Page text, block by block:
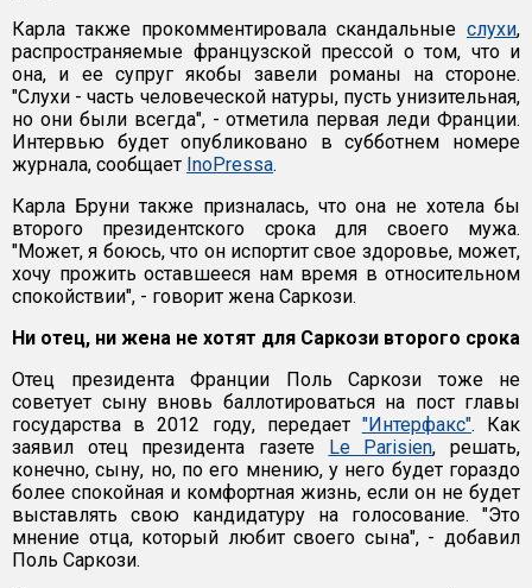
Карла также прокомментировала скандальные слухи,
распространяемые французской прессой о том, что и
она, и ее супруг якобы завели романы на стороне.
"Слухи - часть человеческой натуры, пусть унизительная,
но они были всегда", - отметила первая леди Франции.
Интервью будет опубликовано в субботнем номере
журнала, сообщает InoPressa.
Карла Бруни также призналась, что она не хотела бы
второго президентского срока для своего мужа.
"Может, я боюсь, что он испортит свое здоровье, может,
хочу прожить оставшееся нам время в относительном
спокойствии", - говорит жена Саркози.
Ни отец, ни жена не хотят для Саркози второго срока
Отец президента Франции Поль Саркози тоже не
советует сыну вновь баллотироваться на пост главы
государства в 2012 году, передает "Интерфакс". Как
заявил отец президента газете Le Parisien, решать,
конечно, сыну, но, по его мнению, у него будет гораздо
более спокойная и комфортная жизнь, если он не будет
выставлять свою кандидатуру на голосование. "Это
мнение отца, который любит своего сына", - добавил
Поль Саркози.